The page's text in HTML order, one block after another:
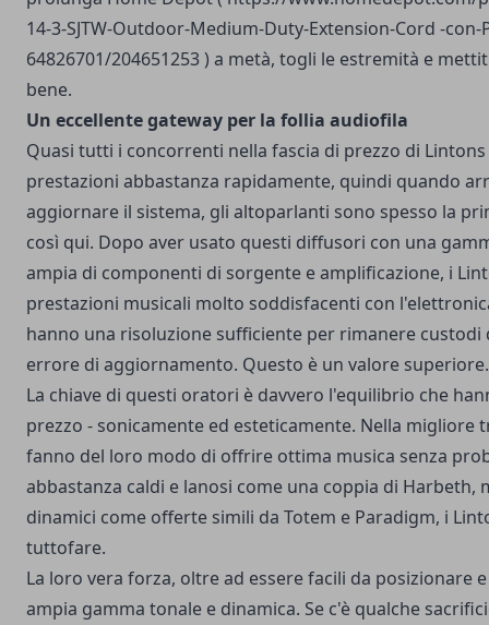
14-3-SJTW-Outdoor-Medium-Duty-Extension-Cord -
64826701/204651253) a metà, togli le estremità e
bene.
Un eccellente gateway per la follia audiofila
Quasi tutti i concorrenti nella fascia di prezzo di
prestazioni abbastanza rapidamente, quindi quando
aggiornare il sistema, gli altoparlanti sono spesso la
così qui. Dopo aver usato questi diffusori con una
ampia di componenti di sorgente e amplificazione, i
prestazioni musicali molto soddisfacenti con
hanno una risoluzione sufficiente per rimanere custodi
errore di aggiornamento. Questo è un valore superiore.
La chiave di questi oratori è davvero l'equilibrio che
prezzo - sonicamente ed esteticamente. Nella migliore
fanno del loro modo di offrire ottima musica senza
abbastanza caldi e lanosi come una coppia di Harbeth,
dinamici come offerte simili da Totem e Paradigm, i
tuttofare.
La loro vera forza, oltre ad essere facili da posizionare
ampia gamma tonale e dinamica. Se c'è qualche